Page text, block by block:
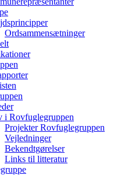
Ordsammensætninger
i Rovfuglegruppen
Projekter Rovfuglegruppen
Vejledninger
Bekendtgørelser
Links til litteratur